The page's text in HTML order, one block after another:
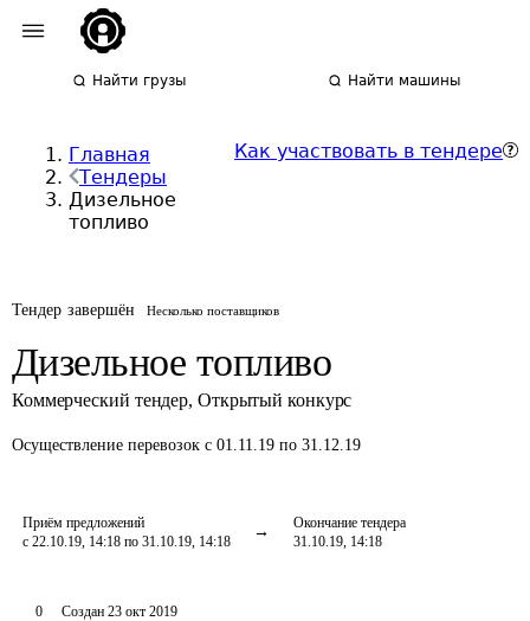
Найти грузы Найти машины
Главная
Тендеры
Дизельное
топливо
Как участвовать в тендере
Тендер завершён Несколько поставщиков
Дизельное топливо
Коммерческий тендер, Открытый конкурс
Осуществление перевозок с 01.11.19 по 31.12.19
Приём предложений
с 22.10.19, 14:18 по 31.10.19, 14:18
Окончание тендера
31.10.19, 14:18
0 Создан 23 окт 2019